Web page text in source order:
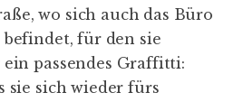
wo sich auch das Büro
befindet, für den sie
passendes Graffitti:
sie sich wieder fürs